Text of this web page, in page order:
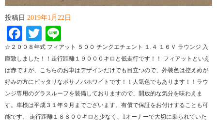
投稿日 2019年1月22日
Facebook
Twitter
☆２００８年式 フィアット ５００ チンクエチェント １.４ １６Ｖ ラウンジ 入
庫致しました！！走行距離１９０００キロと低走行です！！ フィアットといえ
ば赤ですが、こちらのお車はデザインだけでも目立つので、外装色は控えめが
好みの方にピッタリなボサノバホワイトです！！人気色でもあります！！ラウ
ンジ専用のグラスルーフを装備しておりますので、開放的な気分を味わえま
す。車検は平成３１年９月までございます。有償で保証をお付けすることも可
能です。 走行距離１８８００キロと少なく、1オーナーで大切に乗られていた